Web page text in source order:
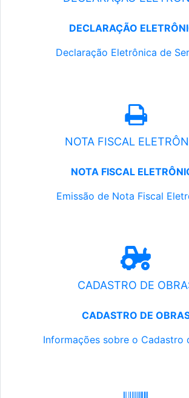
DECLARAÇÃO
Declaração Eletrônica de
NOTA FISCAL
NOTA FISCAL
Emissão de Nota Fiscal
CADASTRO DE
CADASTRO DE
Informações sobre o Cadastro